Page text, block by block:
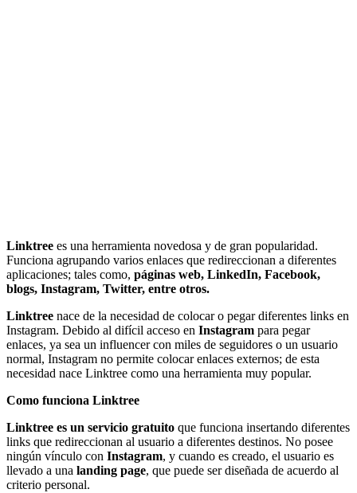
Linktree es una herramienta novedosa y de gran popularidad.
Funciona agrupando varios enlaces que redireccionan a diferentes
aplicaciones; tales como, páginas web, LinkedIn, Facebook,
blogs, Instagram, Twitter, entre otros.
Linktree nace de la necesidad de colocar o pegar diferentes links en
Instagram. Debido al difícil acceso en Instagram para pegar
enlaces, ya sea un influencer con miles de seguidores o un usuario
normal, Instagram no permite colocar enlaces externos; de esta
necesidad nace Linktree como una herramienta muy popular.
Como funciona Linktree
Linktree es un servicio gratuito que funciona insertando diferentes
links que redireccionan al usuario a diferentes destinos. No posee
ningún vínculo con Instagram, y cuando es creado, el usuario es
llevado a una landing page, que puede ser diseñada de acuerdo al
criterio personal.